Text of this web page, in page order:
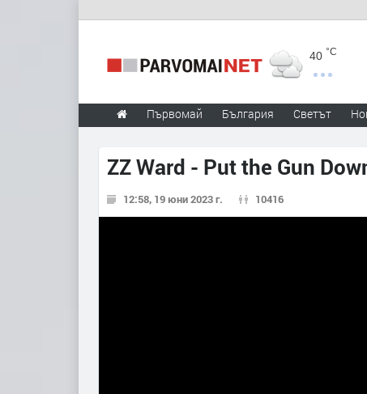
40 °C
Първомай България Светът
ZZ Ward - Put the Gun
12:58, 19 юни 2023 г. 10416